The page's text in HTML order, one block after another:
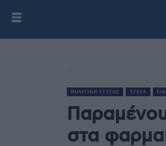
ΠΟΛΙΤΙΚΉ ΥΓΕΊΑΣ ΥΓΕΊΑ
στα